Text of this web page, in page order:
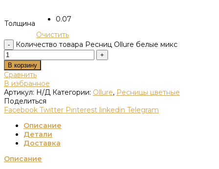
Толщина
0.07
Очистить
Количество товара Ресниц Ollure белые микс
В корзину
Сравнить
В избранное
Артикул: Н/Д Категории: Ollure, Ресницы цветные
Поделиться
Facebook Twitter Pinterest linkedin Telegram
Описание
Детали
Доставка
Описание